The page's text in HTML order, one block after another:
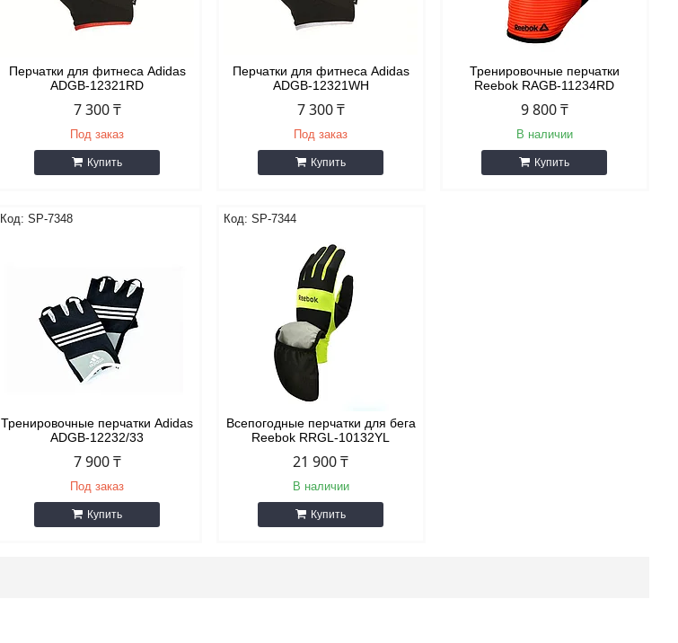
Перчатки для фитнеса Adidas
ADGB-12321RD
7 300 ₸
Под заказ
Купить
Перчатки для фитнеса Adidas
ADGB-12321WH
7 300 ₸
Под заказ
Купить
Тренировочные перчатки
Reebok RAGB-11234RD
9 800 ₸
В наличии
Купить
SP-7348
Тренировочные перчатки Adidas
ADGB-12232/33
7 900 ₸
Под заказ
Купить
SP-7344
Всепогодные перчатки для бега
Reebok RRGL-10132YL
21 900 ₸
В наличии
Купить